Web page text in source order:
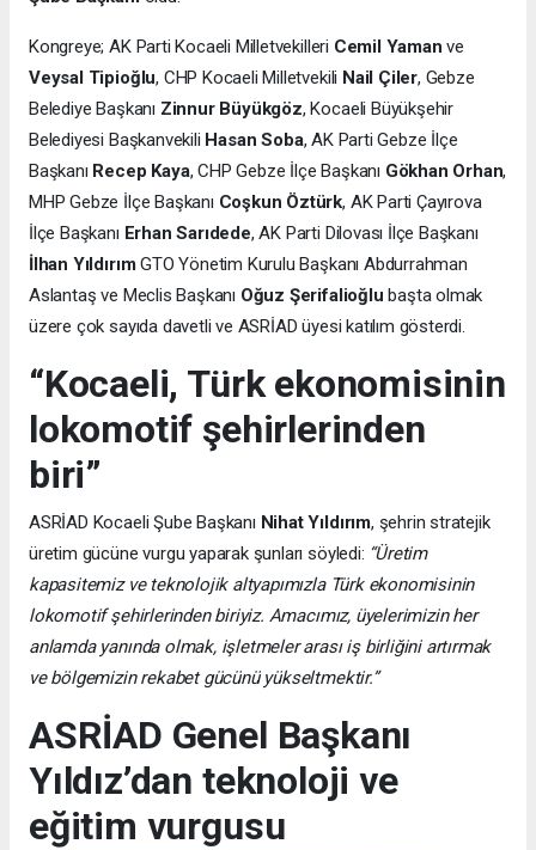
Kongreye; AK Parti Kocaeli Milletvekilleri Cemil Yaman ve
Veysal Tipioğlu, CHP Kocaeli Milletvekili Nail Çiler, Gebze
Belediye Başkanı Zinnur Büyükgöz, Kocaeli Büyükşehir
Belediyesi Başkanvekili Hasan Soba, AK Parti Gebze İlçe
Başkanı Recep Kaya, CHP Gebze İlçe Başkanı Gökhan Orhan,
MHP Gebze İlçe Başkanı Coşkun Öztürk, AK Parti Çayırova
İlçe Başkanı Erhan Sarıdede, AK Parti Dilovası İlçe Başkanı
İlhan YıldırımGTO Yönetim Kurulu Başkanı Abdurrahman
Aslantaş ve Meclis Başkanı Oğuz Şerifalioğlu başta olmak
üzere çok sayıda davetli ve ASRİAD üyesi katılım gösterdi.
“Kocaeli, Türk ekonomisinin
lokomotif şehirlerinden
biri”
ASRİAD Kocaeli Şube Başkanı Nihat Yıldırım, şehrin stratejik
üretim gücüne vurgu yaparak şunları söyledi: “Üretim
kapasitemiz ve teknolojik altyapımızla Türk ekonomisinin
lokomotif şehirlerinden biriyiz. Amacımız, üyelerimizin her
anlamda yanında olmak, işletmeler arası iş birliğini artırmak
ve bölgemizin rekabet gücünü yükseltmektir.”
ASRİAD Genel Başkanı
Yıldız’dan teknoloji ve
eğitim vurgusu